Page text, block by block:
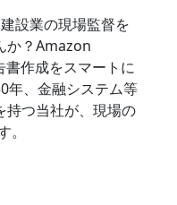
設業の現場監督を
か？Amazon
作成をスマートに
年、金融システム等
持つ当社が、現場の